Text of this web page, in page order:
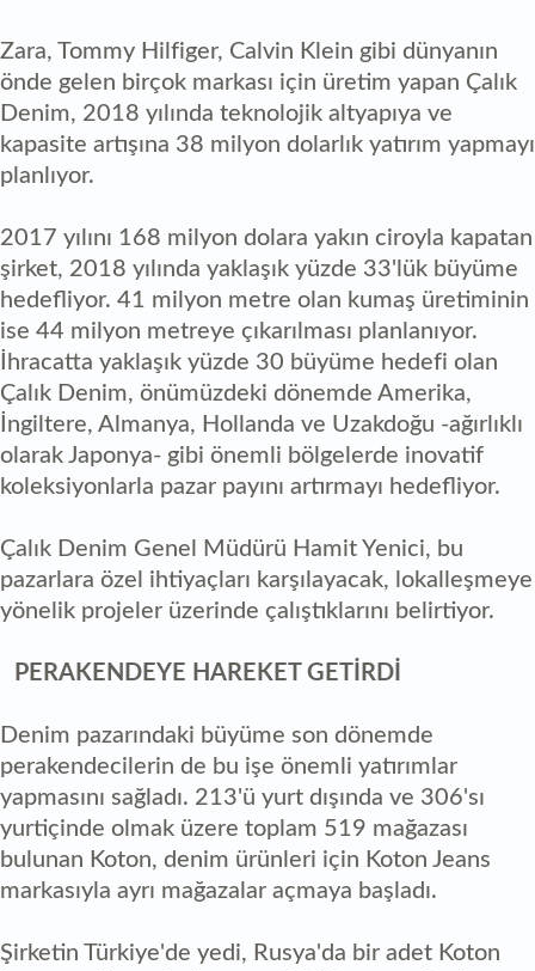
Zara, Tommy Hilfiger, Calvin Klein gibi dünyanın
önde gelen birçok markası için üretim yapan Çalık
Denim, 2018 yılında teknolojik altyapıya ve
kapasite artışına 38 milyon dolarlık yatırım yapmayı
planlıyor.
2017 yılını 168 milyon dolara yakın ciroyla kapatan
şirket, 2018 yılında yaklaşık yüzde 33'lük büyüme
hedefliyor. 41 milyon metre olan kumaş üretiminin
ise 44 milyon metreye çıkarılması planlanıyor.
İhracatta yaklaşık yüzde 30 büyüme hedefi olan
Çalık Denim, önümüzdeki dönemde Amerika,
İngiltere, Almanya, Hollanda ve Uzakdoğu -ağırlıklı
olarak Japonya- gibi önemli bölgelerde inovatif
koleksiyonlarla pazar payını artırmayı hedefliyor.
Çalık Denim Genel Müdürü Hamit Yenici, bu
pazarlara özel ihtiyaçları karşılayacak, lokalleşmeye
yönelik projeler üzerinde çalıştıklarını belirtiyor.
PERAKENDEYE HAREKET GETİRDİ
Denim pazarındaki büyüme son dönemde
perakendecilerin de bu işe önemli yatırımlar
yapmasını sağladı. 213'ü yurt dışında ve 306'sı
yurtiçinde olmak üzere toplam 519 mağazası
bulunan Koton, denim ürünleri için Koton Jeans
markasıyla ayrı mağazalar açmaya başladı.
Şirketin Türkiye'de yedi, Rusya'da bir adet Koton